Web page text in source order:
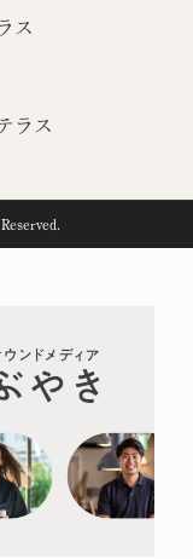
ス
ラス